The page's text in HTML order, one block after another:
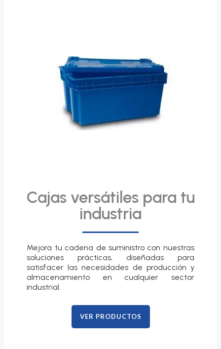
Cajas versátiles para tu
industria
Mejora tu cadena de suministro con nuestras
soluciones prácticas, diseñadas para
satisfacer las necesidades de producción y
almacenamiento en cualquier sector
industrial.
VER PRODUCTOS